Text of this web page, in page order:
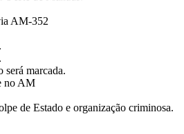
AM-352
será marcada.
no AM
de Estado e organização criminosa.